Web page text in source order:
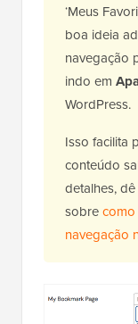
‘Meus
boa ideia
navegação
indo em
WordPress.
Isso facilita
conteúdo
detalhes,
sobre
navegação